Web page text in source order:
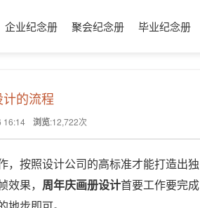
企业纪念册 聚会纪念册 毕业纪念册
的流程
16:14 浏览:12,722次
，按照设计公司的高标准才能打造出独
果， 周年庆画册设计首要工作要完成